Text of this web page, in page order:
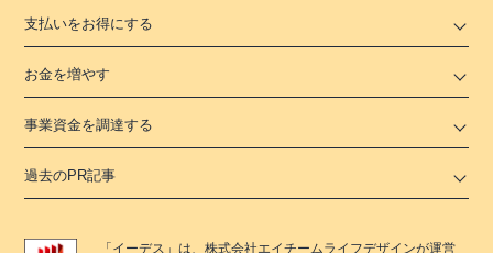
支払いをお得にする
お金を増やす
事業資金を調達する
過去のPR記事
「 イーデス 」は、株式会社エイチームライフデザインが運営